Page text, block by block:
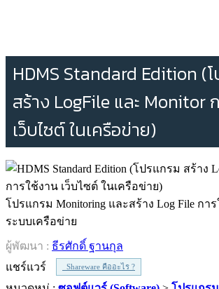
HDMS Standard Edition (
สร้าง LogFile และ Monitor
เว็บไซต์ ในเครือข่าย)
โปรแกรม Monitoring และสร้าง Log File กา
ระบบเครือข่าย
ผู้พัฒนา : ธีรศักดิ์ ฐานกุล
แชร์แวร์
Shareware คืออะไร ?